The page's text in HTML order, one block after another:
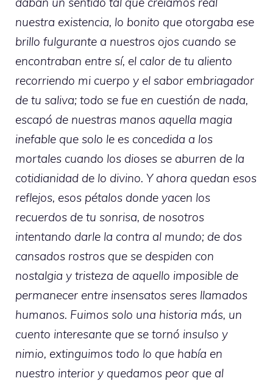
nuestra existencia, lo bonito que otorgaba ese
brillo fulgurante a nuestros ojos cuando se
encontraban entre sí, el calor de tu aliento
recorriendo mi cuerpo y el sabor embriagador
de tu saliva; todo se fue en cuestión de nada,
escapó de nuestras manos aquella magia
inefable que solo le es concedida a los
mortales cuando los dioses se aburren de la
cotidianidad de lo divino. Y ahora quedan esos
reflejos, esos pétalos donde yacen los
recuerdos de tu sonrisa, de nosotros
intentando darle la contra al mundo; de dos
cansados rostros que se despiden con
nostalgia y tristeza de aquello imposible de
permanecer entre insensatos seres llamados
humanos. Fuimos solo una historia más, un
cuento interesante que se tornó insulso y
nimio, extinguimos todo lo que había en
nuestro interior y quedamos peor que al